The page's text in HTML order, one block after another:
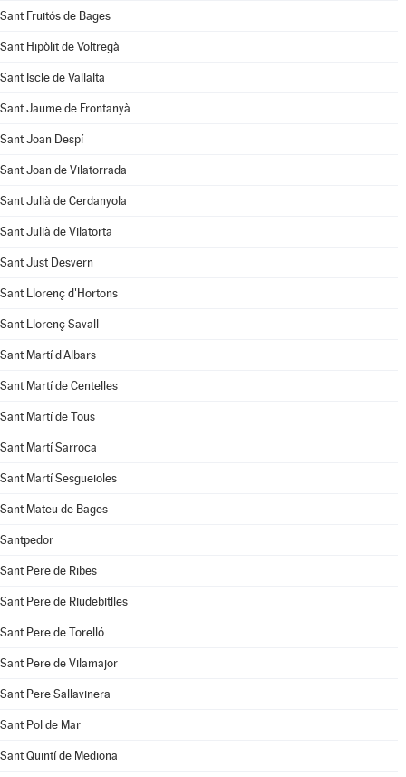
Sant Fruitós de Bages
Sant Hipòlit de Voltregà
Sant Iscle de Vallalta
Sant Jaume de Frontanyà
Sant Joan Despí
Sant Joan de Vilatorrada
Sant Julià de Cerdanyola
Sant Julià de Vilatorta
Sant Just Desvern
Sant Llorenç d'Hortons
Sant Llorenç Savall
Sant Martí d'Albars
Sant Martí de Centelles
Sant Martí de Tous
Sant Martí Sarroca
Sant Martí Sesgueioles
Sant Mateu de Bages
Santpedor
Sant Pere de Ribes
Sant Pere de Riudebitlles
Sant Pere de Torelló
Sant Pere de Vilamajor
Sant Pere Sallavinera
Sant Pol de Mar
Sant Quintí de Mediona